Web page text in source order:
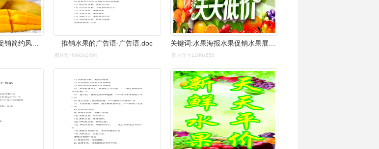
正版盛夏哈密瓜水果促销简约风荷叶背景营销海报正版生鲜超市活动宣传 推销水果的广告语-广告语.doc
图片尺寸993x1404 图片尺寸1100x550